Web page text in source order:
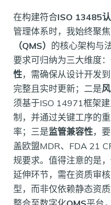
在构建符合ISO 13485
管理体系时，我始终聚
（QMS） 的核心架构与
要求可归纳为三大维度
性，需确保从设计开发
完整且实时更新；二是
须基于ISO 14971框架
制，并通过关键工序的
率；三是监管兼容性，
盖欧盟MDR、FDA 21
规要求。值得注意的是，
延伸环节，需在资质审
型，而非仅依赖静态资